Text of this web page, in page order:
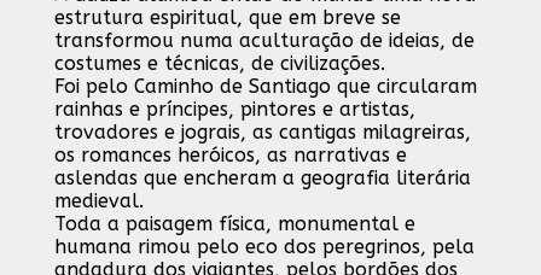
estrutura espiritual, que em breve se
transformou numa aculturação de ideias, de
costumes e técnicas, de civilizações.
Foi pelo Caminho de Santiago que circularam
rainhas e príncipes, pintores e artistas,
trovadores e jograis, as cantigas milagreiras,
os romances heróicos, as narrativas e
aslendas que encheram a geografia literária
medieval.
Toda a paisagem física, monumental e
humana rimou pelo eco dos peregrinos, pela
andadura dos viajantes, pelos bordões dos